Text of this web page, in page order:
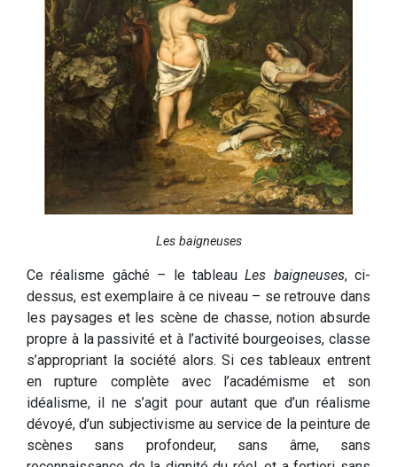
Les baigneuses
Ce réalisme gâché – le tableauLes baigneuses, ci-
dessus, est exemplaire à ce niveau – se retrouve dans
les paysages et les scène de chasse, notion absurde
propre à la passivité et à l’activité bourgeoises, classe
s’appropriant la société alors. Si ces tableaux entrent
en rupture complète avec l’académisme et son
idéalisme, il ne s’agit pour autant que d’un réalisme
dévoyé, d’un subjectivisme au service de la peinture de
scènes sans profondeur, sans âme, sans